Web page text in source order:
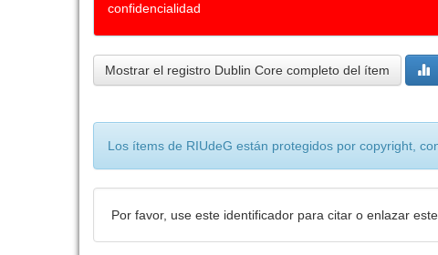
confidencialidad
Mostrar el registro Dublin Core completo del ítem
Los ítems de RIUdeG están protegidos por copyright,
Por favor, use este identificador para citar o enlazar